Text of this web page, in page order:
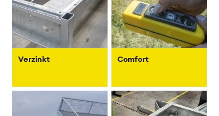
Verzinkt Comfort